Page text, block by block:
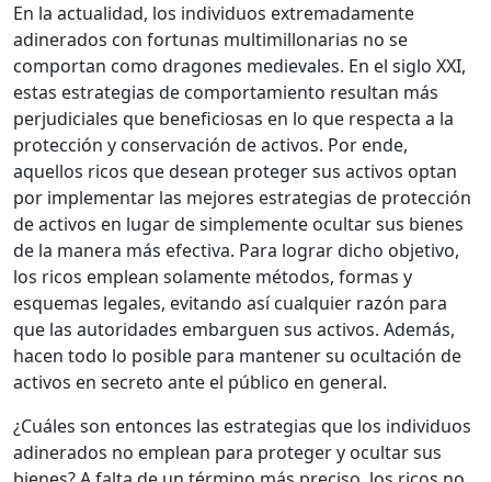
En la actualidad, los individuos extremadamente
adinerados con fortunas multimillonarias no se
comportan como dragones medievales. En el siglo XXI,
estas estrategias de comportamiento resultan más
perjudiciales que beneficiosas en lo que respecta a la
protección y conservación de activos. Por ende,
aquellos ricos que desean proteger sus activos optan
por implementar las mejores estrategias de protección
de activos en lugar de simplemente ocultar sus bienes
de la manera más efectiva. Para lograr dicho objetivo,
los ricos emplean solamente métodos, formas y
esquemas legales, evitando así cualquier razón para
que las autoridades embarguen sus activos. Además,
hacen todo lo posible para mantener su ocultación de
activos en secreto ante el público en general.
¿Cuáles son entonces las estrategias que los individuos
adinerados no emplean para proteger y ocultar sus